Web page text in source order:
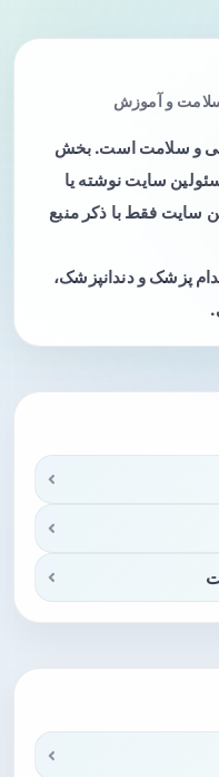
و آموزش
و سلامت است. بخش
سایت نوشته یا
سایت فقط با ذکر منبع
پزشک و دندانپزشک،